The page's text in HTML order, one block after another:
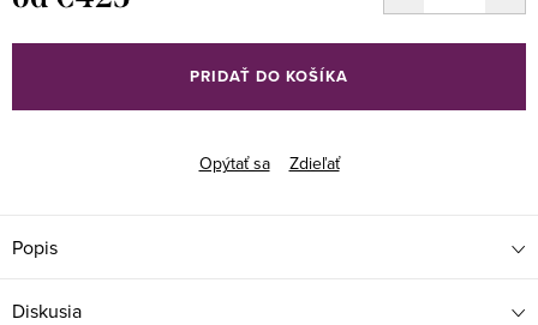
cena:
PRIDAŤ DO KOŠÍKA
Opýtať sa Zdieľať
Popis
Diskusia